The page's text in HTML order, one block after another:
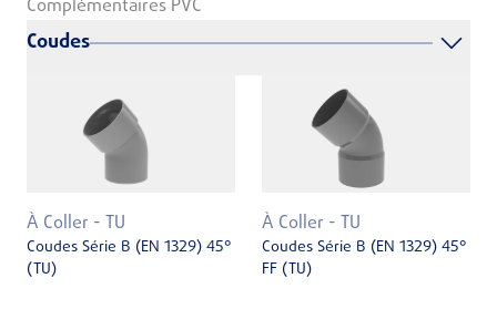
Complémentaires PVC
Coudes
À Coller - TU
Coudes Série B (EN 1329) 45°
(TU)
À Coller - TU
Coudes Série B (EN 1329) 45°
FF (TU)